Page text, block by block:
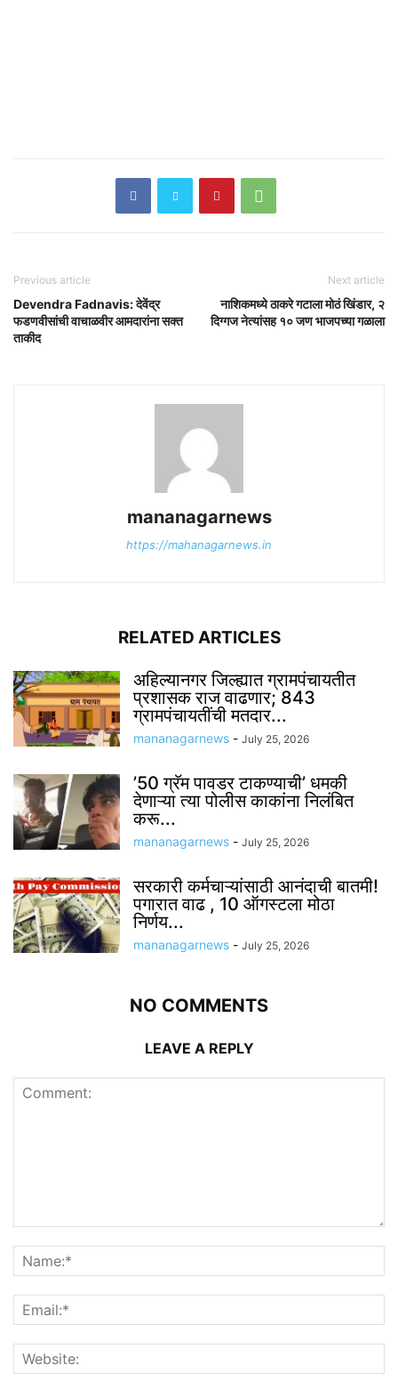
Previous article
Devendra Fadnavis: देवेंद्र
फडणवीसांची वाचाळवीर आमदारांना सक्त
ताकीद
Next article
नाशिकमध्ये ठाकरे गटाला मोठं खिंडार, २
दिग्गज नेत्यांसह १० जण भाजपच्या गळाला
mananagarnews
https://mahanagarnews.in
RELATED ARTICLES
अहिल्यानगर जिल्ह्यात ग्रामपंचायतीत
प्रशासक राज वाढणार; 843
ग्रामपंचायतींची मतदार...
mananagarnews - July 25, 2026
’50 ग्रॅम पावडर टाकण्याची’ धमकी
देणाऱ्या त्या पोलीस काकांना निलंबित
करू...
mananagarnews - July 25, 2026
सरकारी कर्मचाऱ्यांसाठी आनंदाची बातमी!
पगारात वाढ , 10 ऑगस्टला मोठा
निर्णय...
mananagarnews - July 25, 2026
NO COMMENTS
LEAVE A REPLY